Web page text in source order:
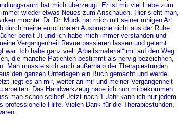
hat mich überzeugt. Er ist mit viel Liebe zum
wieder etwas Neues zum Anschauen. Hier sieht man,
möchte. Dr. Dr. Mück hat mich mit seiner ruhigen Art
durch meine emotionalen Ausbrüche nicht aus der Ruhe
bereit J) und ich habe mich immer verstanden und
Vergangenheit Revue passieren lassen und gelernt
war. Ich habe ganz viel „Arbeitsmaterial“ mit auf den Weg
die manche Patienten bestimmt als nervig bezeichnen,
Man musste sich auch außerhalb der Therapiestunden
den ganzen Unterlagen ein Buch gemacht und werde
liegt es an mir, weiter an mir und meiner Vergangenheit
arbeiten. Das Handwerkzeug habe ich nun mitbekommen.
man schon selber! Jetzt nach 1 Jahr kann ich nur jedem
professionelle Hilfe. Vielen Dank für die Therapiestunden,